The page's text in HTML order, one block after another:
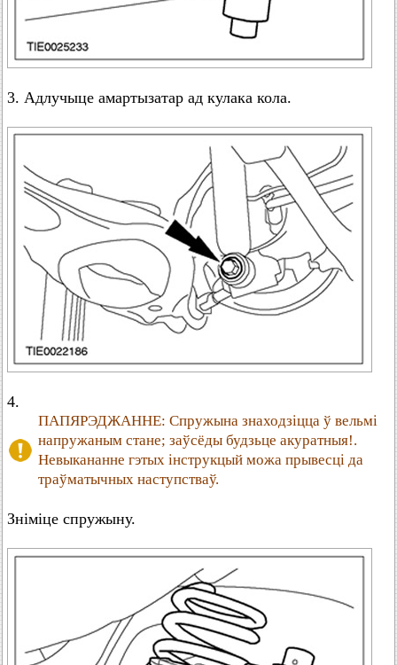
3. Адлучыце амартызатар ад кулака кола.
4.
ПАПЯРЭДЖАННЕ: Спружына знаходзіцца ў вельмі
напружаным стане; заўсёды будзьце акуратныя!.
Невыкананне гэтых інструкцый можа прывесці да
траўматычных наступстваў.
Зніміце спружыну.